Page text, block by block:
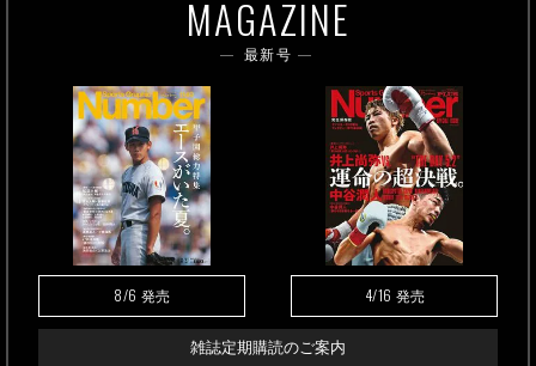
MAGAZINE
最新号
8/6 発売 4/16 発売
雑誌定期購読のご案内